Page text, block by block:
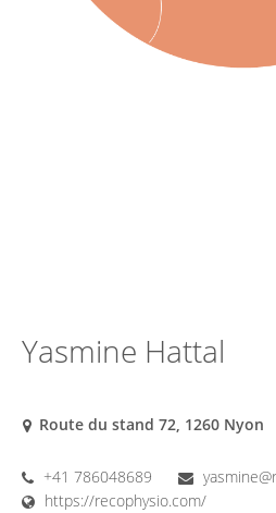
Yasmine Hattal
Route du stand 72, 1260 Nyon
+41 786048689
https://recophysio.com/